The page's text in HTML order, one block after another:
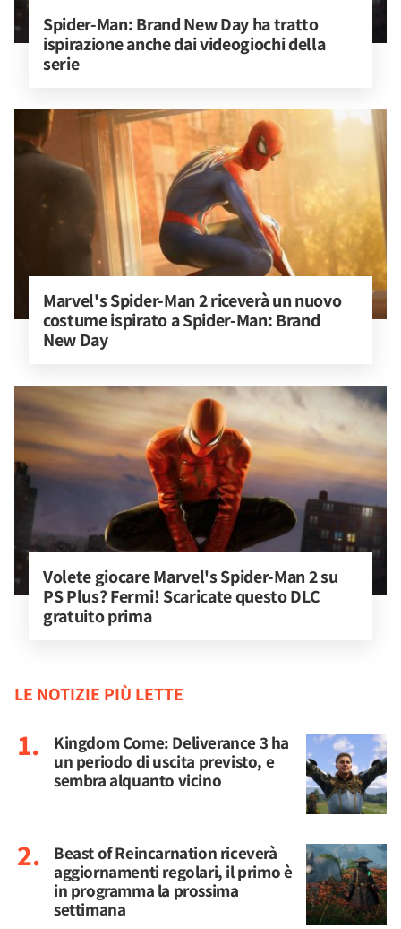
Spider-Man: Brand New Day ha tratto
ispirazione anche dai videogiochi della
serie
Marvel's Spider-Man 2 riceverà un nuovo
costume ispirato a Spider-Man: Brand
New Day
Volete giocare Marvel's Spider-Man 2 su
PS Plus? Fermi! Scaricate questo DLC
gratuito prima
LE NOTIZIE PIÙ LETTE
Kingdom Come: Deliverance 3 ha
un periodo di uscita previsto, e
sembra alquanto vicino
Beast of Reincarnation riceverà
aggiornamenti regolari, il primo è
in programma la prossima
settimana